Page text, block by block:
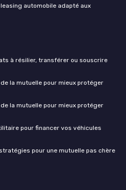
automobile adapté aux
à résilier, transférer ou souscrire
la mutuelle pour mieux protéger
la mutuelle pour mieux protéger
pour financer vos véhicules
pour une mutuelle pas chère